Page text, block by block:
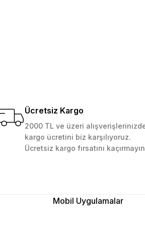
Ücretsiz Kargo
2000 TL ve üzeri
kargo ücretini biz karşılıyoruz.
Ücretsiz kargo fırsatını
Mobil Uygulamalar